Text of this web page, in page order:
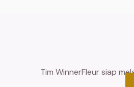
Tim WinnerFleur siap